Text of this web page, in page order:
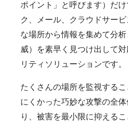
ポイント」と呼びます）だ
ク、メール、クラウドサー
な場所から情報を集めて分
威）を素早く見つけ出して
リティソリューションです。
たくさんの場所を監視する
にくかった巧妙な攻撃の全
り、被害を最小限に抑える